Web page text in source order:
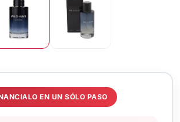
EN UN SÓLO PASO